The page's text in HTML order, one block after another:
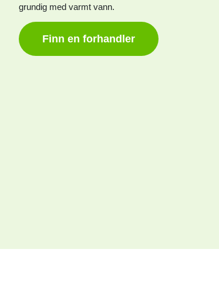
grundig med varmt vann.
Finn en forhandler